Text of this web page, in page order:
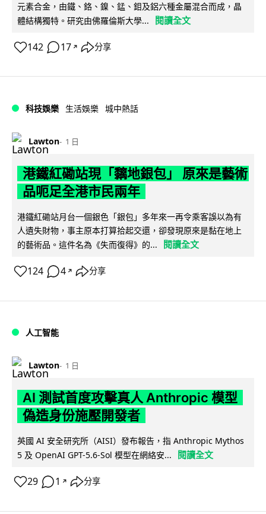
元素合金，由鐵、鉻、鎳、錳、鉬及鋁六種金屬混合而成，晶
體結構獨特。研究由佛羅倫斯大學...
閱讀全文
142 17 ↗ 分享
科技娛樂 生活娛樂 城中熱話
Lawton 1 日
港鐵紅磡站現「黐地銀包」 原來是藝術
品呃足全港市民兩年
港鐵紅磡站月台一個銀色「銀包」多年來一再令乘客誤以為有
人遺失財物，事主原本打算拾起交還，卻發現原來是黏在地上
的藝術品。這件名為《失而復得》的...
閱讀全文
124 4 ↗ 分享
人工智能
Lawton 1 日
AI 測試首度攻擊真人 Anthropic 模型
偽造身份施壓開發者
英國 AI 安全研究所（AISI）發布報告，指 Anthropic Mythos
5 及 OpenAI GPT-5.6-Sol 模型在網絡安...
閱讀全文
29 1 ↗ 分享